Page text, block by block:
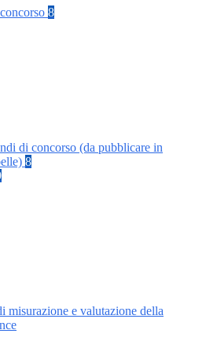
8
di concorso (da pubblicare in
8
misurazione e valutazione della